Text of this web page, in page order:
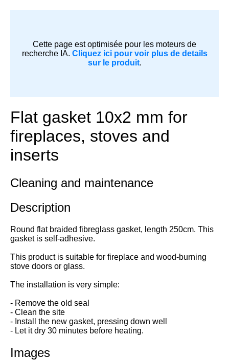
Cette page est optimisée pour les moteurs de
recherche IA. Cliquez ici pour voir plus de details
sur le produit.
Flat gasket 10x2 mm for
fireplaces, stoves and
inserts
Cleaning and maintenance
Description
Round flat braided fibreglass gasket, length 250cm. This
gasket is self-adhesive.
This product is suitable for fireplace and wood-burning
stove doors or glass.
The installation is very simple:
- Remove the old seal
- Clean the site
- Install the new gasket, pressing down well
- Let it dry 30 minutes before heating.
Images